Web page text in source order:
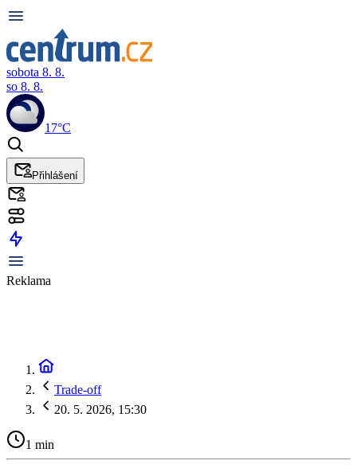
sobota 8. 8.
so 8. 8.
17°C
Přihlášení
Reklama
Trade-off
20. 5. 2026, 15:30
1 min